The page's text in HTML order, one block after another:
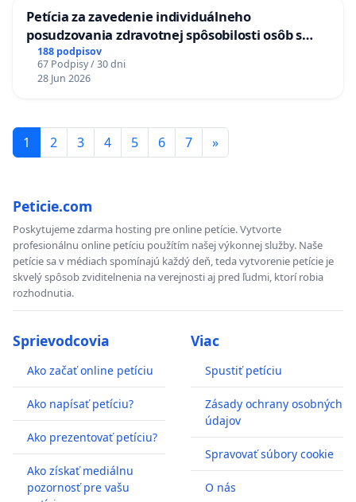
Petícia za zavedenie individuálneho
posudzovania zdravotnej spôsobilosti osôb s
diabetom 1. a 2. typu pri prijímaní do
Policajného zboru SR
188 podpisov
67 Podpisy / 30 dni
28 Jun 2026
1 2 3 4 5 6 7 »
Peticie.com
Poskytujeme zdarma hosting pre online petície. Vytvorte
profesionálnu online petíciu použítím našej výkonnej služby. Naše
petície sa v médiach spomínajú každý deň, teda vytvorenie petície je
skvelý spôsob zviditelnenia na verejnosti aj pred ľudmi, ktorí robia
rozhodnutia.
Sprievodcovia
Ako začať online petíciu
Ako napísať petíciu?
Ako prezentovať petíciu?
Ako získať mediálnu
pozornosť pre vašu
Viac
Spustiť petíciu
Zásady ochrany osobných
údajov
Spravovať súbory cookie
O nás